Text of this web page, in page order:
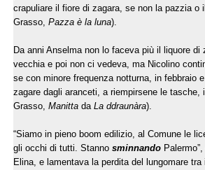
crapuliare il fiore di zagara, se non la pazzia o
Grasso, Pazza è la luna).
Da anni Anselma non lo faceva più il liquore di
vecchia e poi non ci vedeva, ma Nicolino
se con minore frequenza notturna, in febbraio
zagare dagli aranceti, a riempirsene le tasche,
Grasso, Manittada La ddraunàra).
“Siamo in pieno boom edilizio, al Comune le
gli occhi di tutti. Stanno sminnandoPalermo”,
Elina, e lamentava la perdita del lungomare